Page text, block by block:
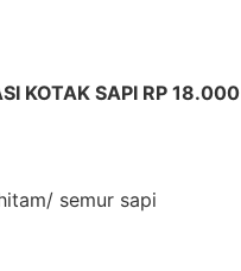
KOTAK SAPI RP 18.000
semur sapi